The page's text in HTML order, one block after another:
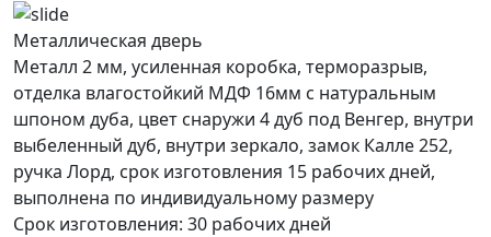
Металлическая дверь
Металл 2 мм, усиленная коробка, терморазрыв,
отделка влагостойкий МДФ 16мм с натуральным
шпоном дуба, цвет снаружи 4 дуб под Венгер, внутри
выбеленный дуб, внутри зеркало, замок Калле 252,
ручка Лорд, срок изготовления 15 рабочих дней,
выполнена по индивидуальному размеру
Срок изготовления: 30 рабочих дней